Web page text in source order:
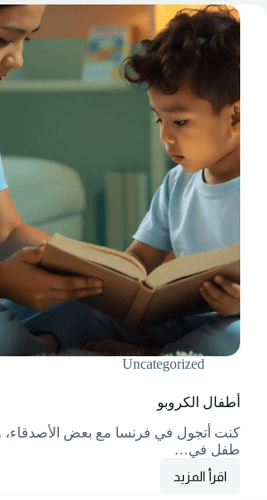
Uncategorized
أطفال الكروبو
كنت أتجول في فرنسا مع بعض الأصدقاء،
طفل في…
اقرأ المزيد